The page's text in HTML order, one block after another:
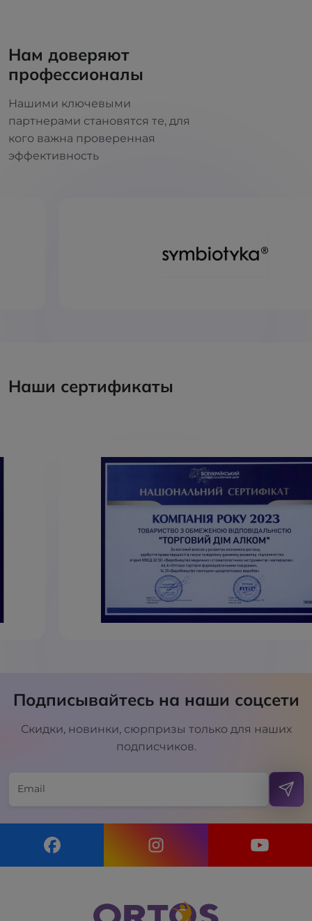
Нам доверяют
профессионалы
Нашими ключевыми
партнерами становятся те, для
кого важна проверенная
эффективность
Наши сертификаты
Подписывайтесь на наши соцсети
Скидки, новинки, сюрпризы только для наших
подписчиков.